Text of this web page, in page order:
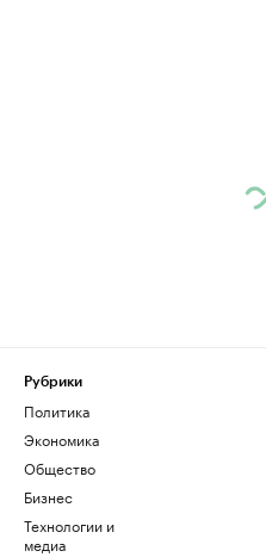
Рубрики
Политика
Экономика
Общество
Бизнес
Технологии и
медиа